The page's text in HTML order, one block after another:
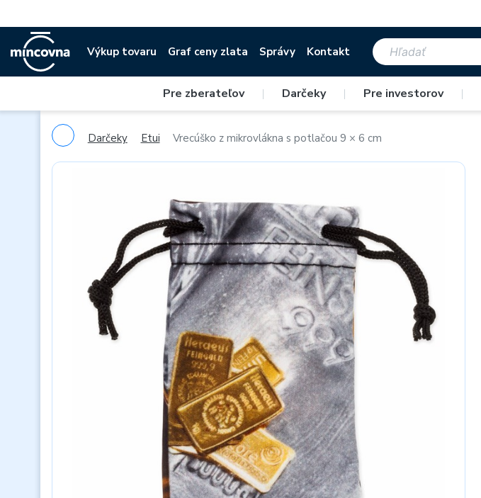
Výkup tovaru Graf ceny zlata Správy Kontakt
Pre zberateľov | Darčeky | Pre investorov |
Darčeky Etui Vrecúško z mikrovlákna s potlačou 9 × 6 cm